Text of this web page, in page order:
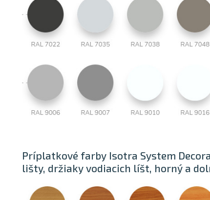
Príplatkové farby Isotra System
lišty, držiaky vodiacich líšt, horný a